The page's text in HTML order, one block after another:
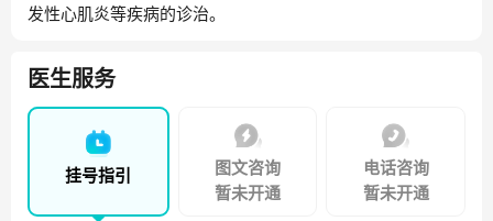
发性心肌炎等疾病的诊治。
医生服务
挂号指引
图文咨询
暂未开通
电话咨询
暂未开通